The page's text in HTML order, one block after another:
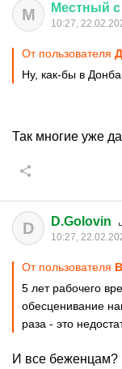
М Местный с
10:27,
От пользователя
Ну, как-бы в
Так многие уже
D D.Golovin
10:27,
От пользователя
5 лет рабочего
обесценивание
раза - это
И все беженцам?